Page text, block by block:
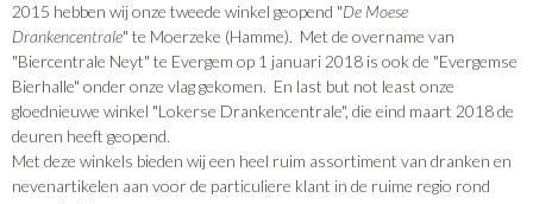
2015 hebben wij onze tweede winkel geopend "De Moese
Drankencentrale" te Moerzeke (Hamme). Met de overname van
"Biercentrale Neyt" te Evergem op 1 januari 2018 is ook de "Evergemse
Bierhalle" onder onze vlag gekomen. En last but not least onze
gloednieuwe winkel "Lokerse Drankencentrale", die eind maart 2018 de
deuren heeft geopend.
Met deze winkels bieden wij een heel ruim assortiment van dranken en
nevenartikelen aan voor de particuliere klant in de ruime regio rond